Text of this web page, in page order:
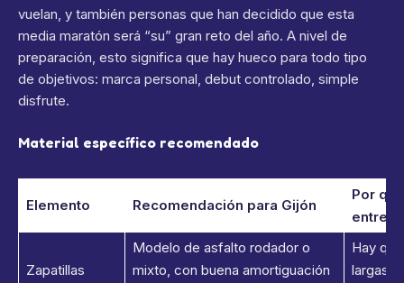
vuelan, y también personas que han decidido que esta
media maratón será “su” gran reto del año. A nivel de
preparación, esto significa que hay hueco para todo tipo
de objetivos: marca personal, debut controlado, simple
disfrute.
Material específico recomendado
Elemento Recomendación para Gijón
Por
Zapatillas
Modelo de asfalto rodador o
mixto, con buena amortiguación
Hay
largas y